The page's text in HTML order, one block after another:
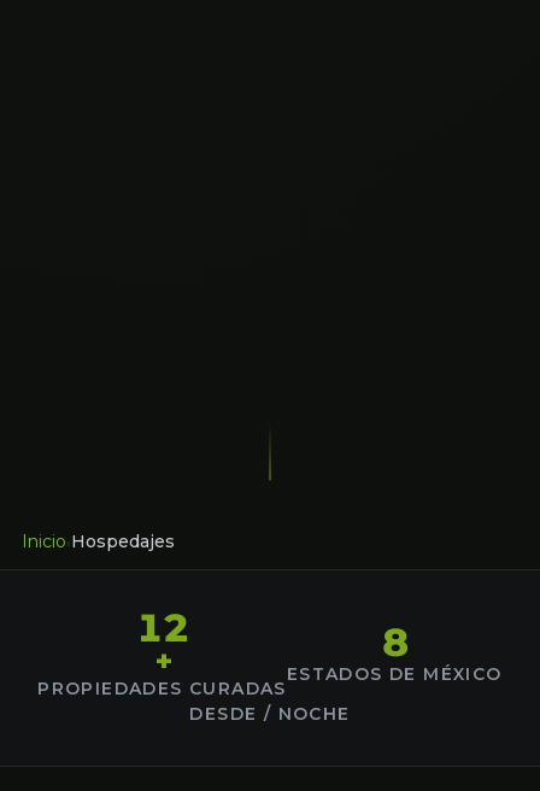
Inicio›Hospedajes
12
+
PROPIEDADES CURADAS
8
ESTADOS DE MÉXICO
DESDE / NOCHE